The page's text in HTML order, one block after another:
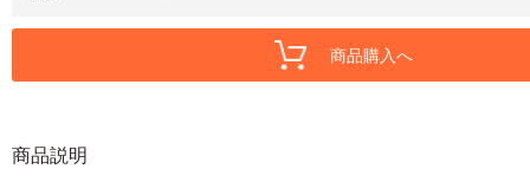
商品購入へ
商品説明